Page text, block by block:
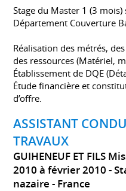
Stage du Master 1 (3
Département Couverture
Réalisation des métrés,
des ressources (Matériel,
Établissement de DQE
Étude financière et
d’offre.
ASSISTANT
TRAVAUX
GUIHENEUF ET FILS
2010 à février 2010
nazaire
France